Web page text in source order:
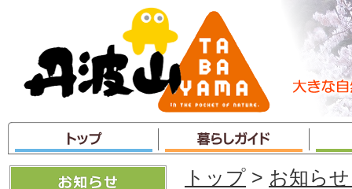
ャ
ン
プ
トップ > お知ら